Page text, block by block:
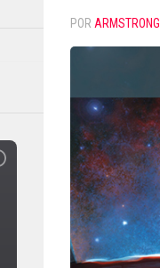
POR ARMSTRONG